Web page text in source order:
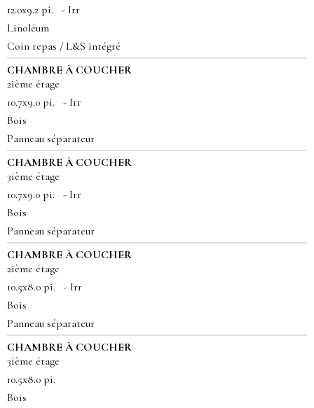
12.0x9.2 pi. - Irr
Linoléum
Coin repas / L&S intégré
CHAMBRE À COUCHER
2ième étage
10.7x9.0 pi. - Irr
Bois
Panneau séparateur
CHAMBRE À COUCHER
3ième étage
10.7x9.0 pi. - Irr
Bois
Panneau séparateur
CHAMBRE À COUCHER
2ième étage
10.5x8.0 pi. - Irr
Bois
Panneau séparateur
CHAMBRE À COUCHER
3ième étage
10.5x8.0 pi.
Bois